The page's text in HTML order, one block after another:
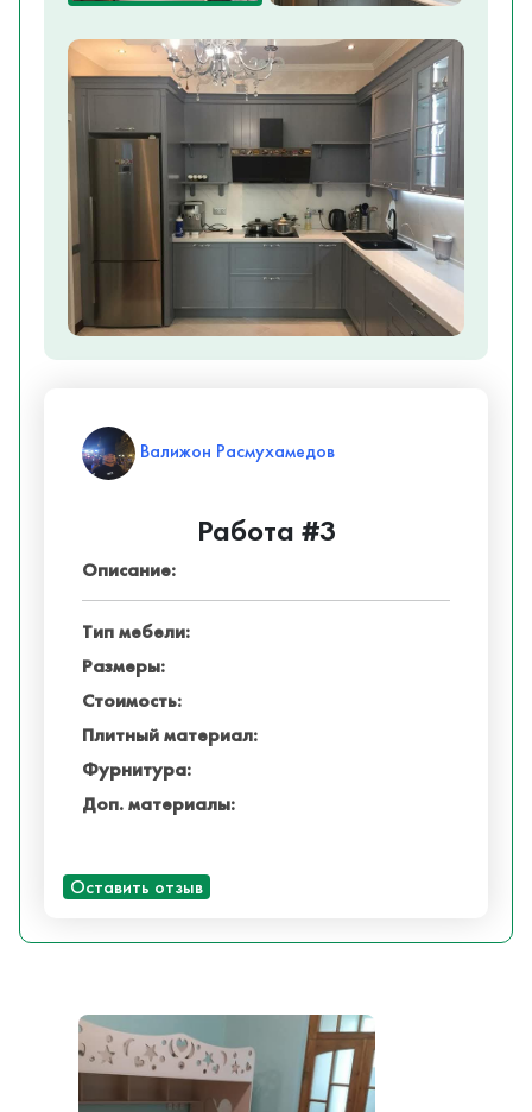
Валижон Расмухамедов
Работа #3
Описание:
Тип мебели:
Размеры:
Стоимость:
Плитный материал:
Фурнитура:
Доп. материалы:
Оставить отзыв